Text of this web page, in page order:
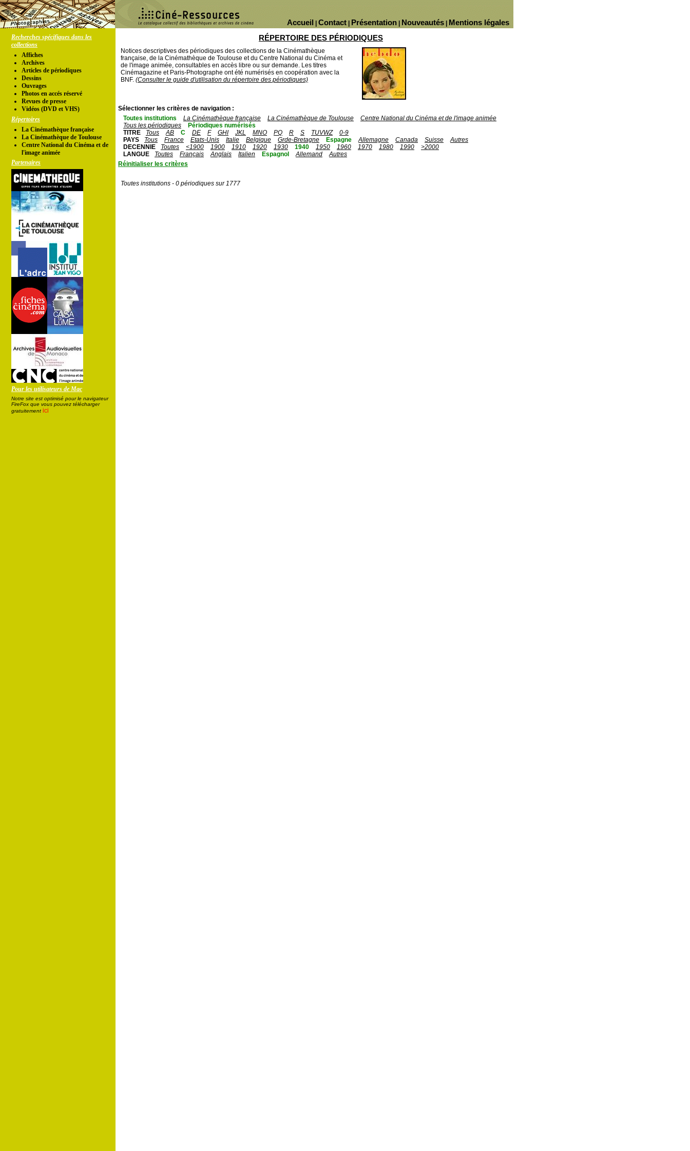
Mentions légales
Nouveautés
Présentation
Contact
Accueil
Recherches spécifiques dans les
collections
Affiches
Archives
Articles de périodiques
Dessins
Ouvrages
Photos en accés réservé
Revues de presse
Vidéos (DVD et VHS)
Répertoires
La Cinémathèque française
La Cinémathèque de Toulouse
Centre National du Cinéma et de
l'image animée
Partenaires
Pour les utilisateurs de Mac
Notre site est optimisé pour le navigateur
FireFox que vous pouvez télécharger
gratuitement ici
RÉPERTOIRE DES PÉRIODIQUES
Notices descriptives des périodiques des collections de la Cinémathèque
française, de la Cinémathèque de Toulouse et du Centre National du Cinéma et
de l'image animée, consultables en accès libre ou sur demande. Les titres
Cinémagazine et Paris-Photographe ont été numérisés en coopération avec la
BNF. (Consulter le guide d'utilisation du répertoire des périodiques)
Sélectionner les critères de navigation :
Toutes institutions
La Cinémathèque française La Cinémathèque de Toulouse
Centre National du Cinéma et de l'image animée
Tous les périodiques
Périodiques numérisés
TITRE
Tous AB C DE F GHI JKL MNO PQ R S TUVWZ
0-9
PAYS
Tous France Etats-Unis Italie Belgique Grde-Bretagne Espagne Allemagne Canada Suisse
Autres
DECENNIE
Toutes <1900 1900 1910 1920 1930 1940 1950 1960 1970 1980 1990
>2000
LANGUE
Toutes Français Anglais Italien Espagnol Allemand
Autres
Réinitialiser les critères
Toutes institutions - 0 périodiques sur 1777